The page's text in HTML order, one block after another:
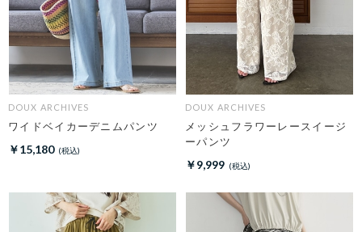
DOUX ARCHIVES
ワイドベイカーデニムパンツ
￥15,180
DOUX ARCHIVES
メッシュフラワーレースイージ
ーパンツ
￥9,999